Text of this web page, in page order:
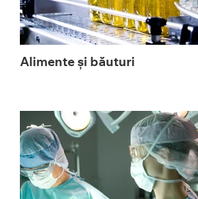
Alimente și băuturi